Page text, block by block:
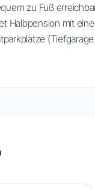
zu Fuß
Halbpension mit